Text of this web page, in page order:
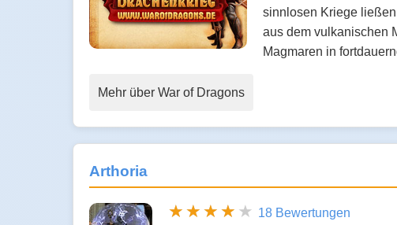
sinnlosen Kriege
aus dem vulkanischen
Magmaren in
Mehr über War of Dragons
Arthoria
18 Bewertungen